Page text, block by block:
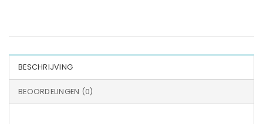
BESCHRIJVING
BEOORDELINGEN (0)